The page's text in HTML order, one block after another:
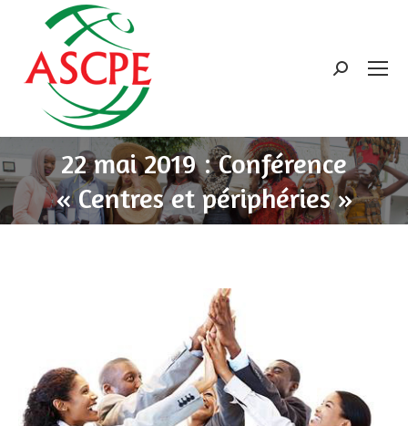
Search:
22 mai 2019 : Conférence
« Centres et périphéries »